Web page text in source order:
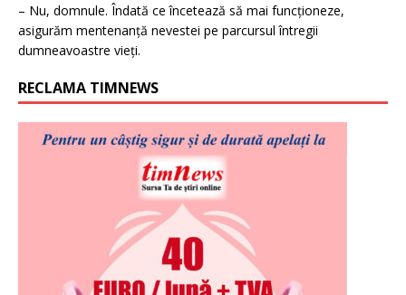
– Nu, domnule. Îndată ce încetează să mai funcționeze,
asigurăm mentenanță nevestei pe parcursul întregii
dumneavoastre vieți.
RECLAMA TIMNEWS